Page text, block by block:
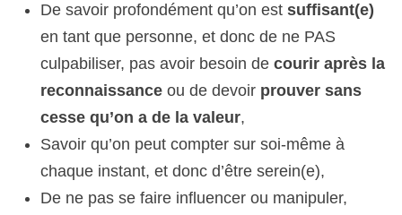
De savoir profondément qu’on est suffisant(e)
en tant que personne, et donc de ne PAS
culpabiliser, pas avoir besoin de courir après la
reconnaissanceou de devoir prouver sans
cesse qu’on a de la valeur,
Savoir qu’on peut compter sur soi-même à
chaque instant, et donc d’être serein(e),
De ne pas se faire influencer ou manipuler,